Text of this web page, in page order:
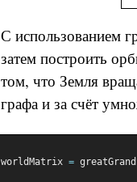
С использованием
затем построить
том, что Земля
графа и за счёт
worldMatrix =